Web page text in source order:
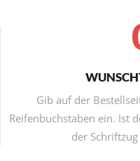
Gib auf der
Reifenbuchstaben ein. Ist
der Schriftzug